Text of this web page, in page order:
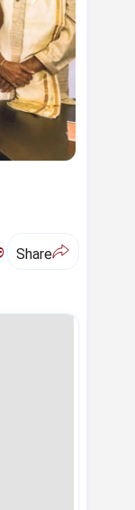
Share